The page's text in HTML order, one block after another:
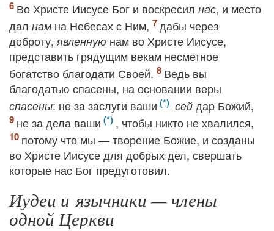
Во Христе Иисусе Бог и воскресил нас, и место
дал нам на Небесах с Ним,
дабы через
доброту, явленную нам во Христе Иисусе,
представить грядущим векам несметное
богатство благодати Своей.
Ведь вы
благодатью спасены, на основании веры
спасены: не за заслуги ваши сей дар Божий,
не за дела ваши
, чтобы никто не хвалился,
потому что мы — творение Божие, и созданы
во Христе Иисусе для добрых дел, свершать
которые нас Бог предуготовил.
Иудеи и язычники — члены
одной Церкви